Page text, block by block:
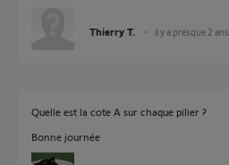
Thierry T. il y a presque 2 ans
Quelle est la cote A sur chaque pilier ?
Bonne journée